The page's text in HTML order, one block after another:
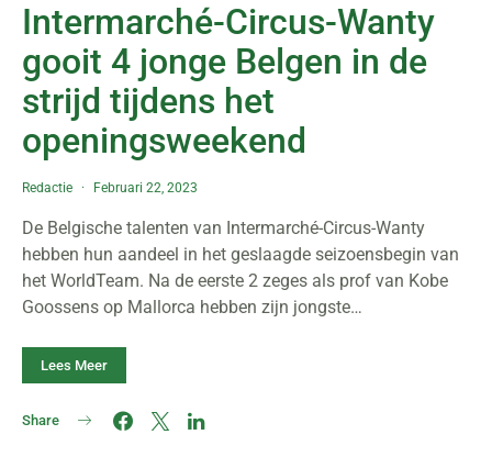
Intermarché-Circus-Wanty
gooit 4 jonge Belgen in de
strijd tijdens het
openingsweekend
Redactie Februari 22, 2023
De Belgische talenten van Intermarché-Circus-Wanty
hebben hun aandeel in het geslaagde seizoensbegin van
het WorldTeam. Na de eerste 2 zeges als prof van Kobe
Goossens op Mallorca hebben zijn jongste…
Lees Meer
Share